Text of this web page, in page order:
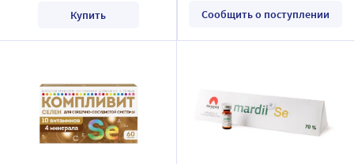
Купить Сообщить о поступлении